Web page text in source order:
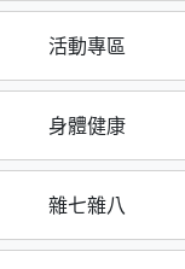
活動專區
身體健康
雜七雜八